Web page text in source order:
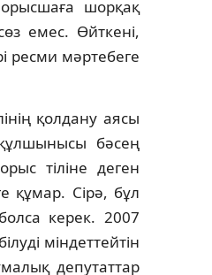
шорқақ
емес. Өйткенi,
ресми мәртебеге
қолдану аясы
бәсең
тiлiне деген
құмар. Сiрә, бұл
керек. 2007
мiндеттейтiн
депутаттар